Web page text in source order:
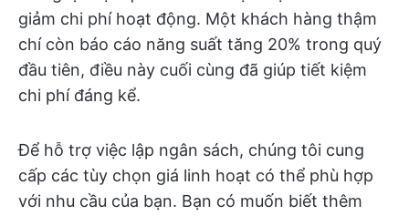
giảm chi phí hoạt động. Một khách hàng thậm
chí còn báo cáo năng suất tăng 20% trong quý
đầu tiên, điều này cuối cùng đã giúp tiết kiệm
chi phí đáng kể.
Để hỗ trợ việc lập ngân sách, chúng tôi cung
cấp các tùy chọn giá linh hoạt có thể phù hợp
với nhu cầu của bạn. Bạn có muốn biết thêm